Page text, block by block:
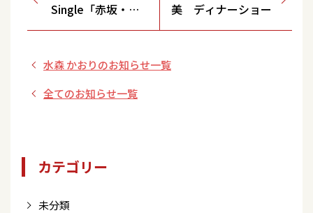
Single「赤坂・レ
イニーナイト【タ
B】」2024年2月21
日Release！！
美 ディナーショー
水森 かおりのお知らせ一覧
全てのお知らせ一覧
カテゴリー
未分類